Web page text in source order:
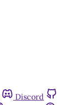
Discord